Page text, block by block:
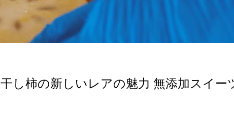
干し柿の新しいレアの魅力 無添加スイー